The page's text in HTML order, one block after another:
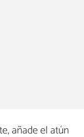
añade el atún